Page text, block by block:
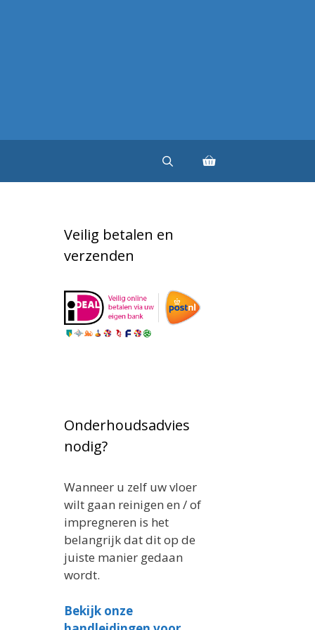
Veilig betalen en
verzenden
Onderhoudsadvies
nodig?
Wanneer u zelf uw vloer
wilt gaan reinigen en / of
impregneren is het
belangrijk dat dit op de
juiste manier gedaan
wordt.
Bekijk onze